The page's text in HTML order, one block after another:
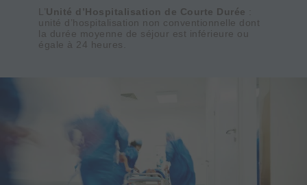
L’Unité d’Hospitalisation de Courte Durée
unité d’hospitalisation non conventionnelle dont
la durée moyenne de séjour est inférieure ou
égale à 24 heures.